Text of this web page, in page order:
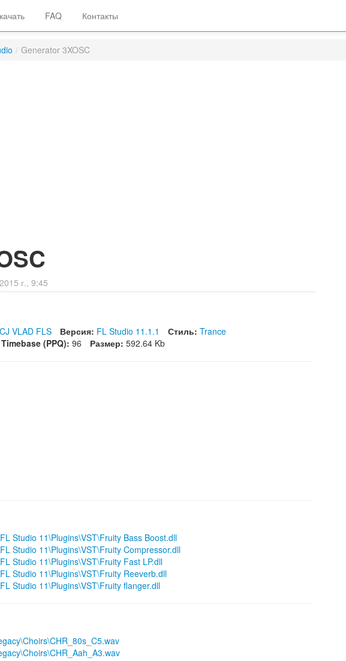
FAQ Контакты
/ Generator 3XOSC
г., 9:45
CJ VLAD FLS Версия: FL Studio 11.1.1 Стиль: Trance
Timebase (PPQ): 96 Размер: 592.64 Kb
Studio 11\Plugins\VST\Fruity Bass Boost.dll
Studio 11\Plugins\VST\Fruity Compressor.dll
Studio 11\Plugins\VST\Fruity Fast LP.dll
Studio 11\Plugins\VST\Fruity Reeverb.dll
Studio 11\Plugins\VST\Fruity flanger.dll